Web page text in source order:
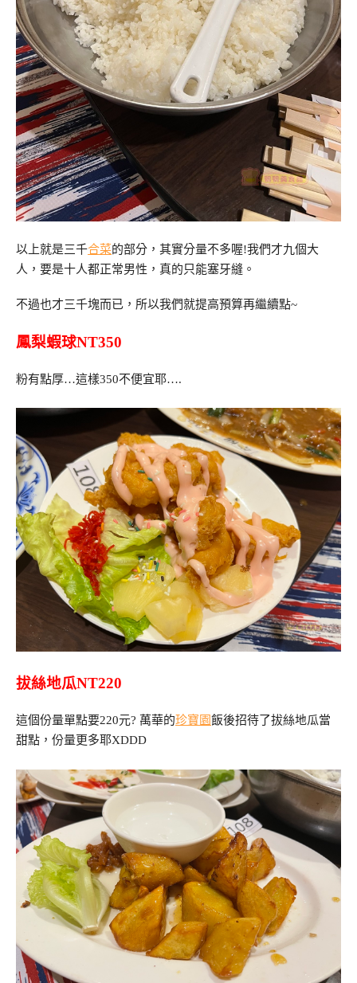
以上就是三千合菜的部分，其實分量不多喔!我們才九個大
人，要是十人都正常男性，真的只能塞牙縫。
不過也才三千塊而已，所以我們就提高預算再繼續點~
鳳梨蝦球NT350
粉有點厚…這樣350不便宜耶….
拔絲地瓜NT220
這個份量單點要220元? 萬華的珍寶園飯後招待了拔絲地瓜當
甜點，份量更多耶XDDD